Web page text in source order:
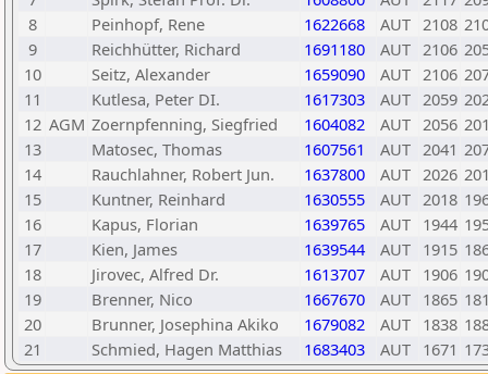
8
Peinhopf, Rene 1622668 AUT 2108
9
Reichhütter, Richard 1691180 AUT 2106
10
Seitz, Alexander 1659090 AUT 2106
11
Kutlesa, Peter DI. 1617303 AUT 2059
12 AGM Zoernpfenning, Siegfried 1604082 AUT 2056
13
Matosec, Thomas 1607561 AUT 2041
14
Rauchlahner, Robert Jun. 1637800 AUT 2026
15
Kuntner, Reinhard 1630555 AUT 2018
16
Kapus, Florian 1639765 AUT 1944
17
Kien, James 1639544 AUT 1915
18
Jirovec, Alfred Dr. 1613707 AUT 1906
19
Brenner, Nico 1667670 AUT 1865
20
Brunner, Josephina Akiko 1679082 AUT 1838
21
Schmied, Hagen Matthias 1683403 AUT 1671